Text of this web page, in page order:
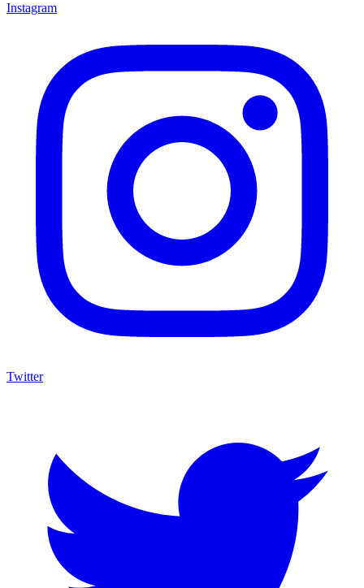
Instagram
Twitter